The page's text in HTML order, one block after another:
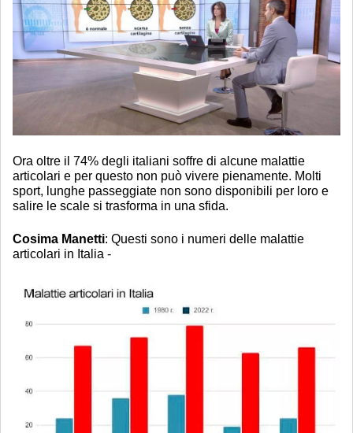
Ora oltre il 74% degli italiani soffre di alcune malattie
articolari e per questo non può vivere pienamente. Molti
sport, lunghe passeggiate non sono disponibili per loro e
salire le scale si trasforma in una sfida.
Cosima Manetti: Questi sono i numeri delle malattie
articolari in Italia -